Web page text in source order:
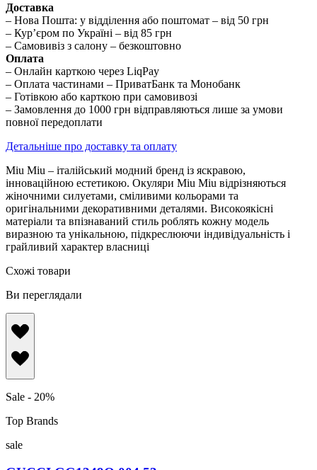
Доставка
– Нова Пошта: у відділення або поштомат – від 50 грн
– Кур’єром по Україні – від 85 грн
– Самовивіз з салону – безкоштовно
Оплата
– Онлайн карткою через LiqPay
– Оплата частинами – ПриватБанк та Монобанк
– Готівкою або карткою при самовивозі
– Замовлення до 1000 грн відправляються лише за умови
повної передоплати
Детальніше про доставку та оплату
Miu Miu – італійський модний бренд із яскравою,
інноваційною естетикою. Окуляри Miu Miu відрізняються
жіночними силуетами, сміливими кольорами та
оригінальними декоративними деталями. Високоякісні
матеріали та впізнаваний стиль роблять кожну модель
виразною та унікальною, підкреслюючи індивідуальність і
грайливий характер власниці
Схожі товари
Ви переглядали
Sale - 20%
Top Brands
sale